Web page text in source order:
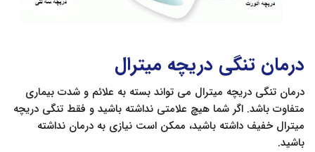
درمان تنگی دریچه میترال
درمان تنگی دریچه میترال می تواند بسته به علائم و شدت بیماری
متفاوت باشد. اگر شما هیچ علامتی نداشته باشید و فقط تنگی دریچه
میترال خفیف داشته باشید، ممکن است نیازی به درمان نداشته
باشید.